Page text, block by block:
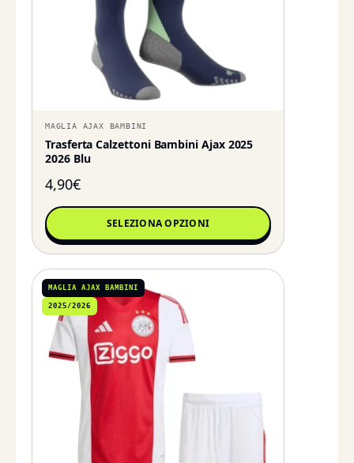
MAGLIA AJAX BAMBINI
Trasferta Calzettoni Bambini Ajax 2025
2026 Blu
4,90€
SELEZIONA OPZIONI
MAGLIA AJAX BAMBINI
2025/2026